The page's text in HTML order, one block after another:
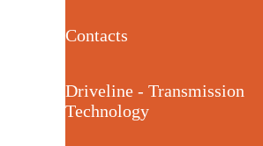
Contacts
Driveline - Transmission
Technology